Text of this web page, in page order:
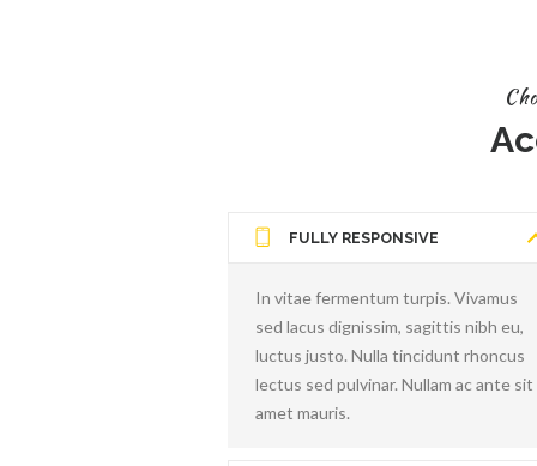
FULLY RESPONSIVE
In vitae fermentum turpis. Vivamus
sed lacus dignissim, sagittis nibh eu,
luctus justo. Nulla tincidunt rhoncus
lectus sed pulvinar. Nullam ac ante sit
amet mauris.